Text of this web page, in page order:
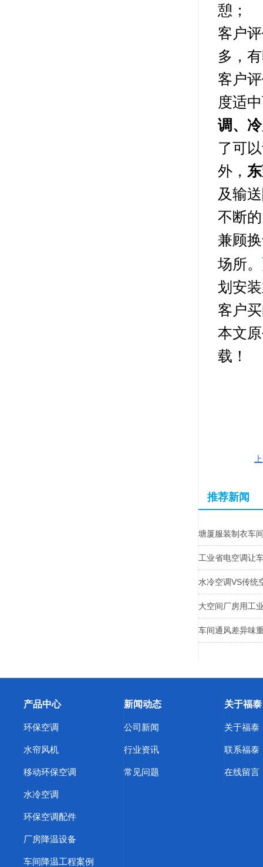
憩；
客户
多，
客户
度适
调、
了可
外，
及输
不断
兼顾
场所。
划安
客户
本文
载！
推荐新闻
塘厦服装制衣车
工业省电空调让
水冷空调VS传
大空间厂房用工
车间通风差异味
产品中心
环保空调
水帘风机
移动环保空调
水冷空调
环保空调配件
厂房降温设备
车间降温工程案例
新闻动态
公司新闻
行业资讯
常见问题
关于福泰
关于福泰
联系福泰
在线留言